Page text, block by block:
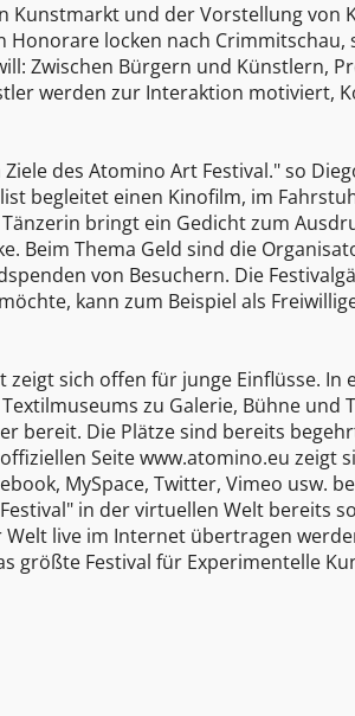
Kunstmarkt und der Vorstellung von
Honorare locken nach Crimmitschau,
Zwischen Bürgern und Künstlern,
werden zur Interaktion motiviert,
des Atomino Art Festival." so
begleitet einen Kinofilm, im
bringt ein Gedicht zum
Beim Thema Geld sind die
von Besuchern. Die
kann zum Beispiel als
sich offen für junge Einflüsse. In
zu Galerie, Bühne und
bereit. Die Plätze sind bereits
Seite www.atomino.eu zeigt
MySpace, Twitter, Vimeo usw.
in der virtuellen Welt bereits
live im Internet übertragen
größte Festival für Experimentelle